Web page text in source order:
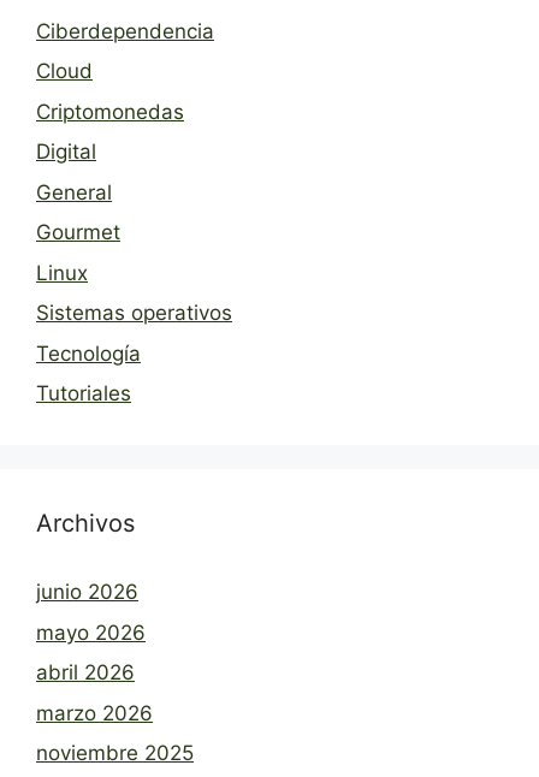
Ciberdependencia
Cloud
Criptomonedas
Digital
General
Gourmet
Linux
Sistemas operativos
Tecnología
Tutoriales
Archivos
junio 2026
mayo 2026
abril 2026
marzo 2026
noviembre 2025